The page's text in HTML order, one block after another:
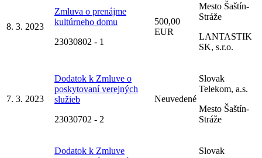
8. 3. 2023
Zmluva o prenájme
kultúrneho domu
23030802 - 1
500,00
EUR
Mesto Šaštín-
Stráže
LANTASTIK
SK, s.r.o.
7. 3. 2023
Dodatok k Zmluve o
poskytovaní verejných
služieb
23030702 - 2
Neuvedené
Slovak
Telekom, a.s.
Mesto Šaštín-
Stráže
Dodatok k Zmluve
Slovak